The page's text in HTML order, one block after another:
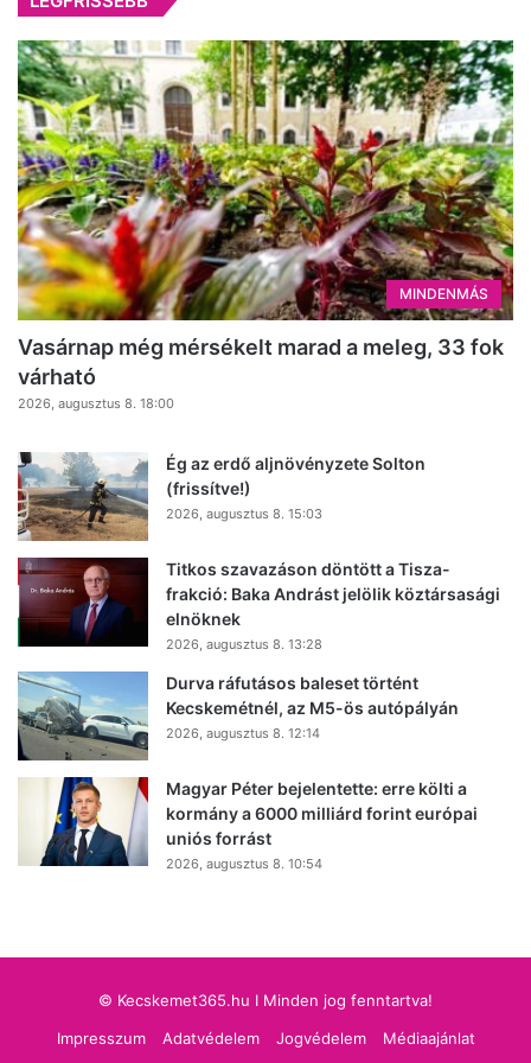
MINDENMÁS
Vasárnap még mérsékelt marad a meleg, 33 fok
várható
2026, augusztus 8. 18:00
Ég az erdő aljnövényzete Solton
(frissítve!)
2026, augusztus 8. 15:03
Titkos szavazáson döntött a Tisza-
frakció: Baka Andrást jelölik köztársasági
elnöknek
2026, augusztus 8. 13:28
Durva ráfutásos baleset történt
Kecskemétnél, az M5-ös autópályán
2026, augusztus 8. 12:14
Magyar Péter bejelentette: erre költi a
kormány a 6000 milliárd forint európai
uniós forrást
2026, augusztus 8. 10:54
© Kecskemet365.hu I Minden jog fenntartva!
Impresszum
Adatvédelem Jogvédelem Médiaajánlat